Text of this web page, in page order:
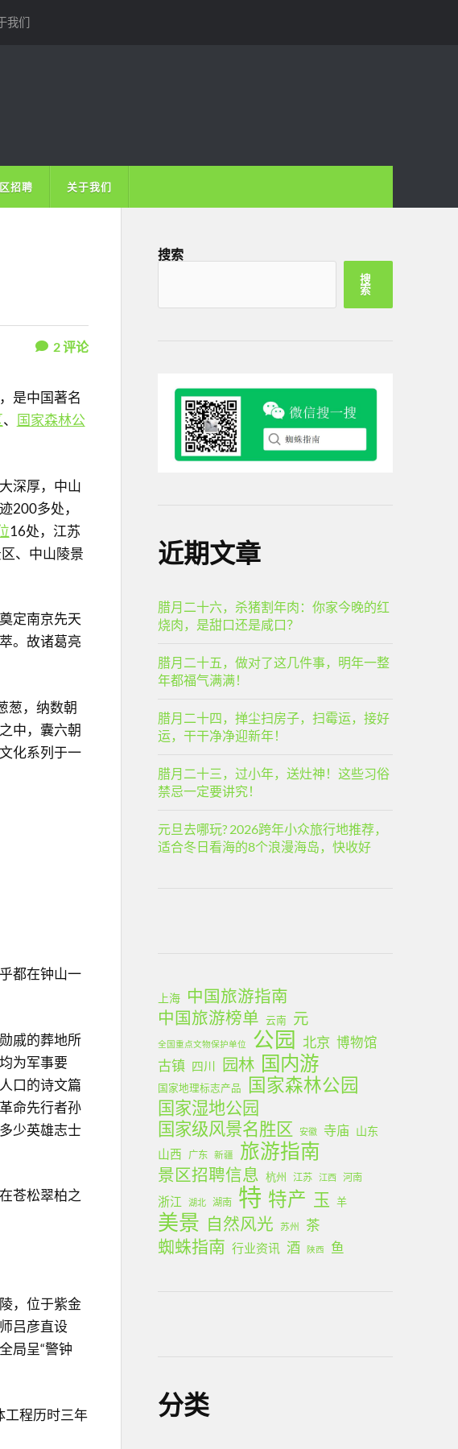
我们
招聘 关于我们
2评论
是中国著名
、
国家森林公
深厚，中山
200多处，
16处，江苏
、中山陵景
定南京先天
。故诸葛亮
葱，纳数朝
中，囊六朝
化系列于一
都在钟山一
戚的葬地所
为军事要
口的诗文篇
命先行者孙
少英雄志士
苍松翠柏之
，位于紫金
吕彦直设
局呈“警钟
工程历时三年
搜索
搜
索
近期文章
腊月二十六，杀猪割年肉：你家今晚的红
烧肉，是甜口还是咸口？
腊月二十五，做对了这几件事，明年一整
年都福气满满！
腊月二十四，掸尘扫房子，扫霉运，接好
运，干干净净迎新年！
腊月二十三，过小年，送灶神！这些习俗
禁忌一定要讲究！
元旦去哪玩? 2026跨年小众旅行地推荐，
适合冬日看海的8个浪漫海岛，快收好
上海
中国旅游指南
中国旅游榜单 云南 元
全国重点文物保护单位 公园 北京 博物馆
古镇 四川 园林 国内游
国家地理标志产品 国家森林公园
国家湿地公园
国家级风景名胜区
安徽 寺庙 山东
山西 广东 新疆 旅游指南
景区招聘信息 杭州 江苏 江西 河南
浙江 湖北 湖南 特 特产 玉 羊
美景 自然风光 苏州 茶
蜘蛛指南 行业资讯 酒 陕西 鱼
分类